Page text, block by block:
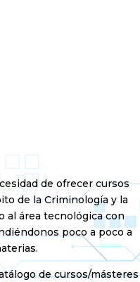
de ofrecer cursos
de la Criminología y la
al área tecnológica con
poco a poco a
de cursos/másteres